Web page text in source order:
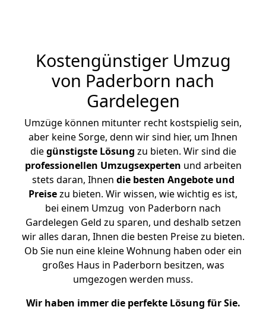
Kostengünstiger Umzug
von Paderborn nach
Gardelegen
Umzüge können mitunter recht kostspielig sein,
aber keine Sorge, denn wir sind hier, um Ihnen
diegünstigste Lösung zu bieten. Wir sind die
professionellen Umzugsexperten und arbeiten
stets daran, Ihnen die besten Angebote und
Preisezu bieten. Wir wissen, wie wichtig es ist,
bei einem Umzug von Paderborn nach
Gardelegen Geld zu sparen, und deshalb setzen
wir alles daran, Ihnen die besten Preise zu bieten.
Ob Sie nun eine kleine Wohnung haben oder ein
großes Haus in Paderborn besitzen, was
umgezogen werden muss.
Wir haben immer die perfekte Lösung für Sie.